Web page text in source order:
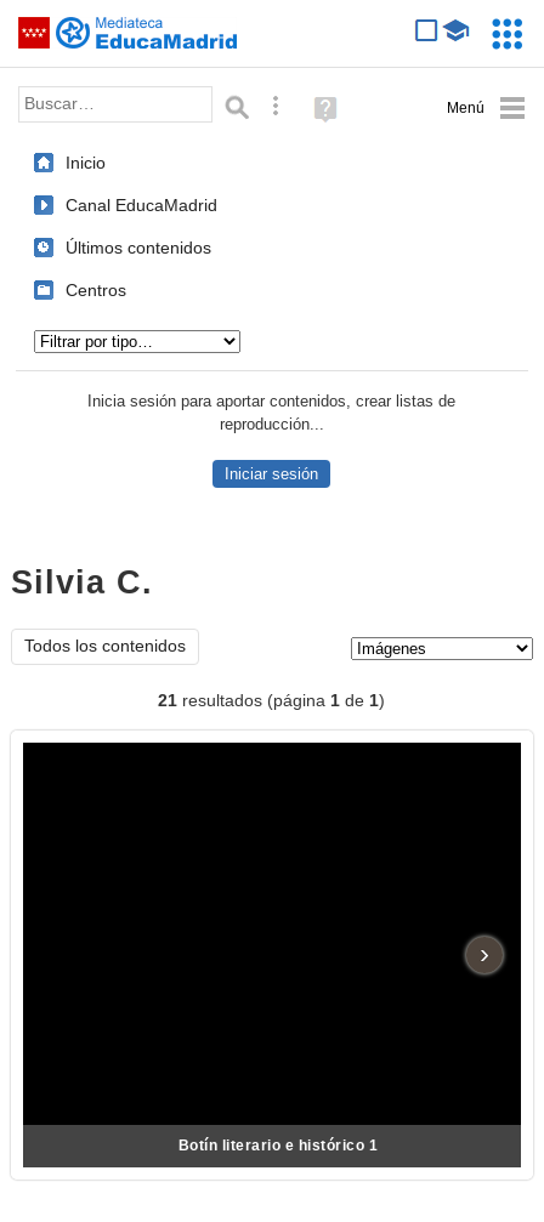
Saltar navegación
Palabra o frase: Búsqueda avanzada
Ayuda
(en
Inicio
Canal EducaMadrid
Últimos contenidos
Centros
Inicia sesión para aportar contenidos, crear listas de
reproducción...
Iniciar sesión
Silvia C.
Todos los contenidos
21 resultados (página1 de1)
Botín literario e histórico 1
›